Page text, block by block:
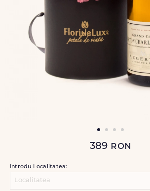
389 ron
Introdu Localitatea: